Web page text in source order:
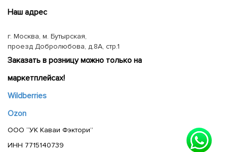
Наш адрес
г. Москва, м. Бутырская,
проезд Добролюбова, д.8А, стр.1
Заказать в розницу можно только на
маркетплейсах!
Wildberries
Ozon
ООО “УК Каваи Фэктори”
ИНН 7715140739